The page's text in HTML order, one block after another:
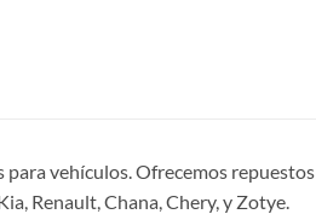
vehículos. Ofrecemos repuestos
Renault, Chana, Chery, y Zotye.